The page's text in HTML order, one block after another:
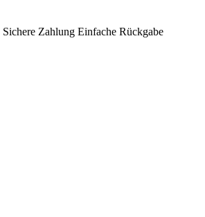
Sichere Zahlung Einfache Rückgabe